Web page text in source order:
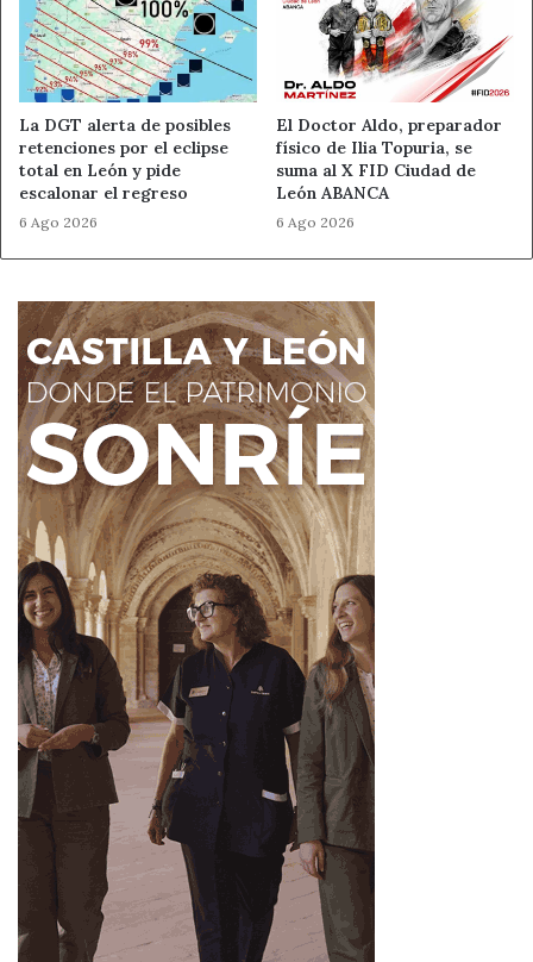
actividades en la provincia
.
Señales de una buena oferta
Precio histórico transparentey descuento
verificable.
Stock y plazo de entrega realistas.
Valor añadido
: segunda unidad, garantía ampliada o
recogida en tienda en Leónsin coste.
En resumen
El Día del Soltero ya es parte del calendario de
consumo en España. En León,consumidores
informados y comercios con estrategia
convertir el 11/11 en una
victoria para ambos
ahorro real, compras responsables y apoyo al tejido
local
.
Fuente Ahora León
11 de noviembre Ahora León
Comercio local Compras online
Descuentos Día del Soltero
Noticias de León ofertas León
La DGT alerta de posibles
retenciones por el eclipse
total en León y pide
escalonar el regreso
6 Ago 2026
El Doctor Aldo, preparador
físico de Ilia Topuria, se
suma al X FID Ciudad de
León ABANCA
6 Ago 2026